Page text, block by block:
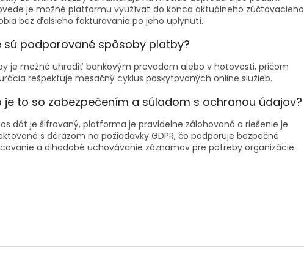
je možné platformu využívať do konca aktuálneho zúčtovacieho
bez ďalšieho fakturovania po jeho uplynutí.
sú podporované spôsoby platby?
je možné uhradiť bankovým prevodom alebo v hotovosti, pričom
rešpektuje mesačný cyklus poskytovaných online služieb.
je to so zabezpečením a súladom s ochranou údajov?
dát je šifrovaný, platforma je pravidelne zálohovaná a riešenie je
s dôrazom na požiadavky GDPR, čo podporuje bezpečné
a dlhodobé uchovávanie záznamov pre potreby organizácie.